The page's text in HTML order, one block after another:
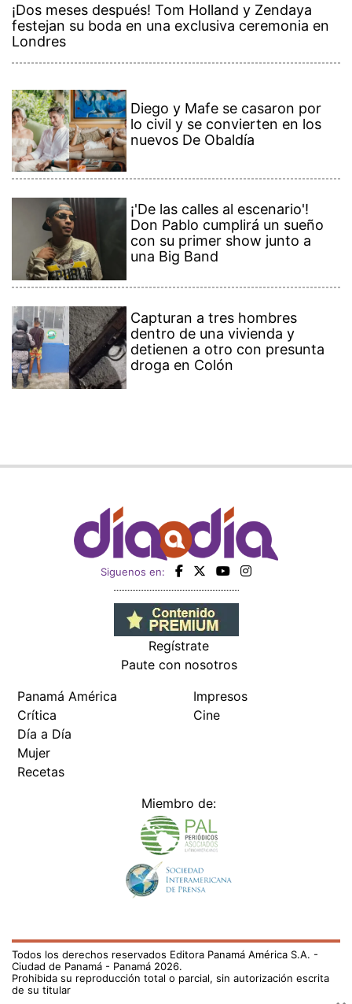
¡Dos meses después! Tom Holland y Zendaya
festejan su boda en una exclusiva ceremonia en
Londres
Diego y Mafe se casaron por
lo civil y se convierten en los
nuevos De Obaldía
¡'De las calles al escenario'!
Don Pablo cumplirá un sueño
con su primer show junto a
una Big Band
Capturan a tres hombres
dentro de una vivienda y
detienen a otro con presunta
droga en Colón
Siguenos en:
Regístrate
Paute con nosotros
Panamá América
Crítica
Día a Día
Mujer
Recetas
Impresos
Cine
Miembro de:
Todos los derechos reservados Editora Panamá América S.A. -
Ciudad de Panamá - Panamá 2026.
Prohibida su reproducción total o parcial, sin autorización escrita
de su titular